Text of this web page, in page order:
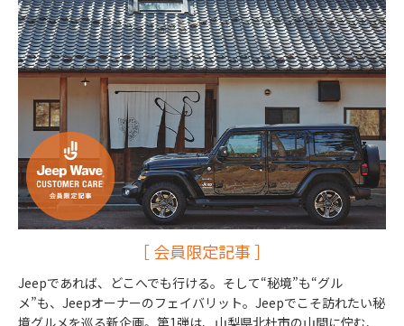
［ 会員限定記事 ］
Jeepであれば、どこへでも行ける。そして“秘境”も“グル
メ”も、Jeepオーナーのフェイバリット。Jeepでこそ訪れたい秘
境グルメを巡る新企画。第1弾は、山梨県北杜市の山間に佇む、